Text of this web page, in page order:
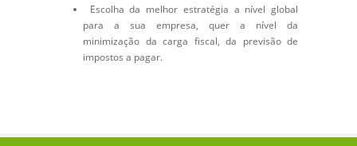
Escolha da melhor estratégia a nível global
para a sua empresa, quer a nível da
minimização da carga fiscal, da previsão de
impostos a pagar.